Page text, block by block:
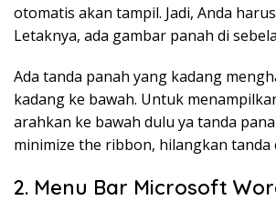
otomatis akan tampil. Jadi, Anda
Letaknya, ada gambar panah di
Ada tanda panah yang kadang
kadang ke bawah. Untuk
arahkan ke bawah dulu ya tanda
minimize the ribbon, hilangkan tanda
2. Menu Bar Microsoft